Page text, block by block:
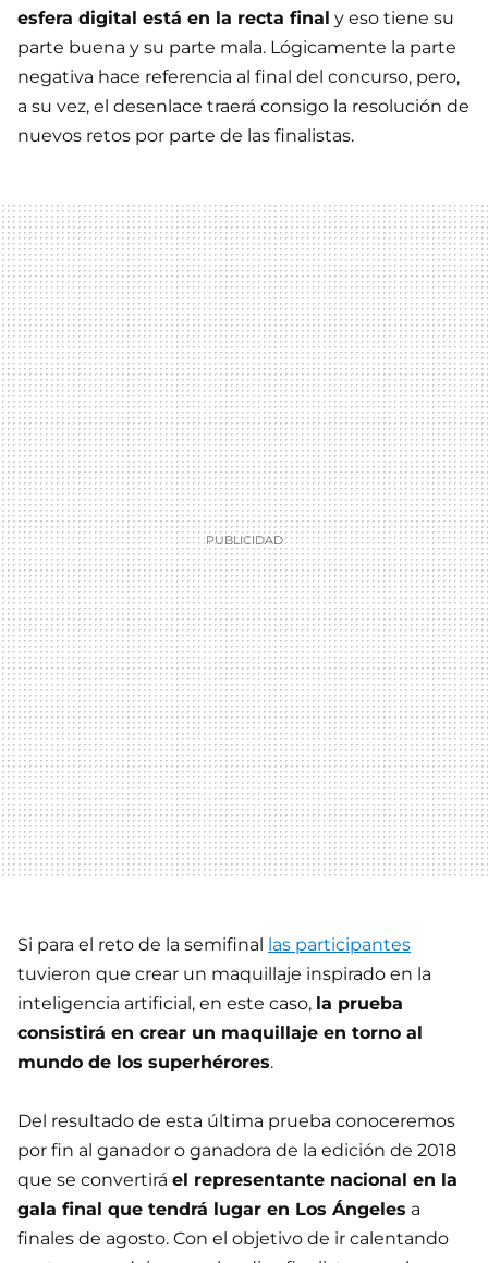
esfera digital está en la recta final y eso tiene su
parte buena y su parte mala. Lógicamente la parte
negativa hace referencia al final del concurso, pero,
a su vez, el desenlace traerá consigo la resolución de
nuevos retos por parte de las finalistas.
Si para el reto de la semifinal las participantes
tuvieron que crear un maquillaje inspirado en la
inteligencia artificial, en este caso, la prueba
consistirá en crear un maquillaje en torno al
mundo de los superhérores.
Del resultado de esta última prueba conoceremos
por fin al ganador o ganadora de la edición de 2018
que se convertirá el representante nacional en la
gala final que tendrá lugar en Los Ángeles a
finales de agosto. Con el objetivo de ir calentando